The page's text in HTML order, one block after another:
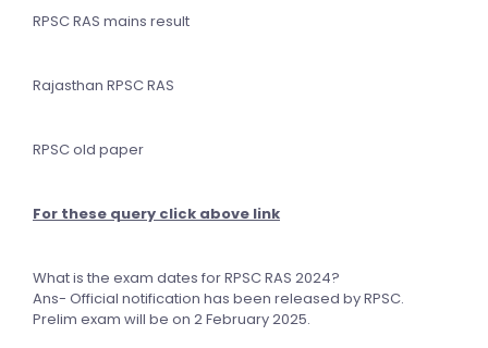
RPSC RAS mains result
Rajasthan RPSC RAS
RPSC old paper
For these query click above link
What is the exam dates for RPSC RAS 2024?
Ans- Official notification has been released by RPSC.
Prelim exam will be on 2 February 2025.